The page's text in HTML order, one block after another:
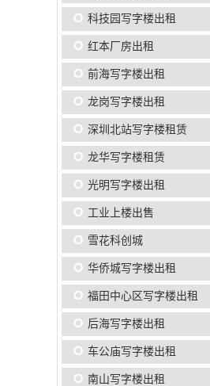
科技园写字楼出租
红本厂房出租
前海写字楼出租
龙岗写字楼出租
深圳北站写字楼租赁
龙华写字楼租赁
光明写字楼出租
工业上楼出售
雪花科创城
华侨城写字楼出租
福田中心区写字楼出租
后海写字楼出租
车公庙写字楼出租
南山写字楼出租